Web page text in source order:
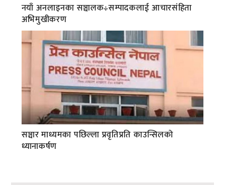
नयाँ अनलाइनका सञ्चालक÷सम्पादकलाई आचारसंहिता
अभिमुखीकरण
सञ्चार माध्यमका पछिल्ला प्रवृतिप्रति काउन्सिलको
ध्यानाकर्षण